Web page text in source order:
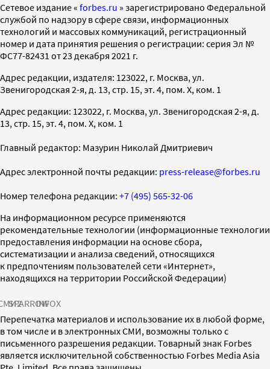
Cетевое издание « forbes.ru » зарегистрировано Федеральной
службой по надзору в сфере связи, информационных
технологий и массовых коммуникаций, регистрационный
номер и дата принятия решения о регистрации: серия Эл №
ФС77-82431 от 23 декабря 2021 г.
Адрес редакции, издателя: 123022, г. Москва, ул.
Звенигородская 2-я, д. 13, стр. 15, эт. 4, пом. X, ком. 1
Адрес редакции: 123022, г. Москва, ул. Звенигородская 2-я, д.
13, стр. 15, эт. 4, пом. X, ком. 1
Главный редактор: Мазурин Николай Дмитриевич
Адрес электронной почты редакции: press-release@forbes.ru
Номер телефона редакции: +7 (495) 565-32-06
На информационном ресурсе применяются
рекомендательные технологии (информационные технологии
предоставления информации на основе сбора,
систематизации и анализа сведений, относящихся
к предпочтениям пользователей сети «Интернет»,
находящихся на территории Российской Федерации)
SPARROWINFOX
Перепечатка материалов и использование их в любой форме,
в том числе и в электронных СМИ, возможны только с
письменного разрешения редакции. Товарный знак Forbes
является исключительной собственностью Forbes Media Asia